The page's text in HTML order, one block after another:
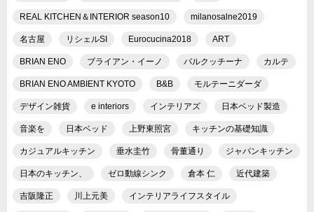
REAL KITCHEN＆INTERIOR season10 milanosalne2019
名古屋 リシェルSI Eurocucina2018 ART
BRIAN ENO ブライアン・イーノ バルクッチーナ カルテ
BRIAN ENO AMBIENT KYOTO B&B モルテーニダーダ
デザイン雑貨 e interiors インテリアズ 日本ベッド製造
音楽を 日本ベッド 上野東照宮 キッチンの基礎知識
カジュアルキッチン 垂水圭竹 骨董通り ジャパンキッチン
日本のキッチン、 ゼロ動線シンク 倉本 仁 近代建築
吉阪隆正 川上元美 インテリアライフスタイル